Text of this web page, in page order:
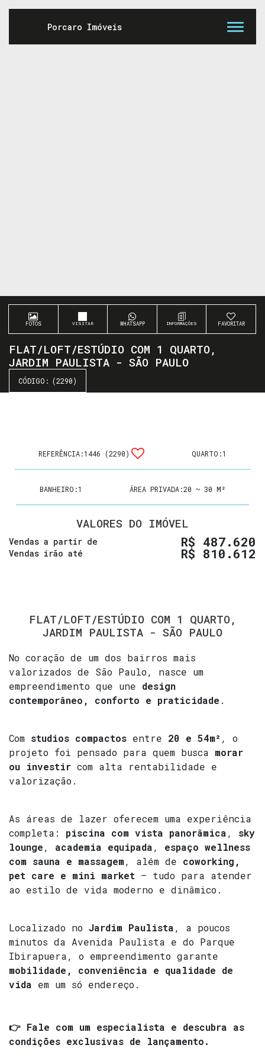
FOTOS WHATSAPP FAVORITAR
FLAT/LOFT/ESTÚDIO COM 1 QUARTO,
JARDIM PAULISTA - SÃO PAULO
(2290)
REFERÊNCIA:1446 (2290) QUARTO:1
BANHEIRO:1 ÁREA PRIVADA:20 ~ 30 M²
VALORES DO IMÓVEL
R$ 487.620
Vendas a partir de
R$ 810.612
Vendas irão até
FLAT/LOFT/ESTÚDIO COM 1 QUARTO,
JARDIM PAULISTA - SÃO PAULO
No coração de um dos bairros mais
valorizados de São Paulo, nasce um
empreendimento que une design
contemporâneo, conforto e praticidade .
Com studios compactos entre 20 e 54m², o
projeto foi pensado para quem busca morar
ou investir com alta rentabilidade e
valorização.
As áreas de lazer oferecem uma experiência
completa: piscina com vista panorâmica, sky
lounge, academia equipada, espaço wellness
com sauna e massagem, além de coworking,
pet care e mini market — tudo para atender
ao estilo de vida moderno e dinâmico.
Localizado no Jardim Paulista, a poucos
minutos da Avenida Paulista e do Parque
Ibirapuera, o empreendimento garante
mobilidade, conveniência e qualidade de
vida em um só endereço.
👉 Fale com um especialista e descubra as
condições exclusivas de lançamento.